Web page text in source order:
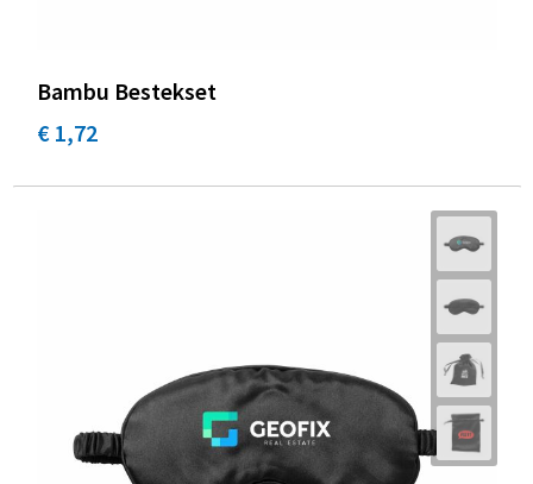
Bambu Bestekset
€ 1,72